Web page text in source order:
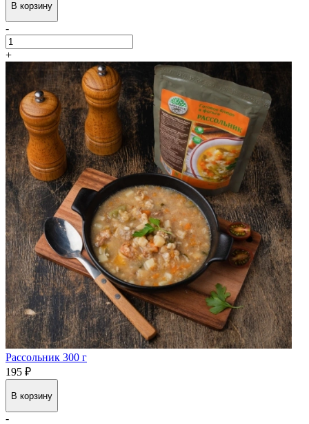
В корзину
-
+
Рассольник 300 г
195 ₽
В корзину
-